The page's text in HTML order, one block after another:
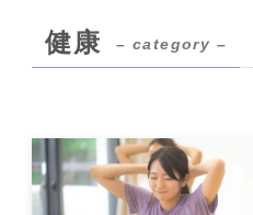
健康 – category –